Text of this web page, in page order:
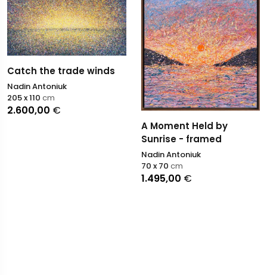
Catch the trade winds
Nadin Antoniuk
2.600,00 €
205 x 110 cm
A Moment Held by
Sunrise - framed
Nadin Antoniuk
1.495,00 €
70 x 70 cm